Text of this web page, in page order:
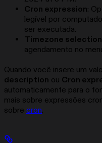
Cron expression:
legível por
ser executada.
Timezone selection
agendamento no
Quando você insere um
description ou Cron
automaticamente para o
mais sobre expressões
sobre cron.